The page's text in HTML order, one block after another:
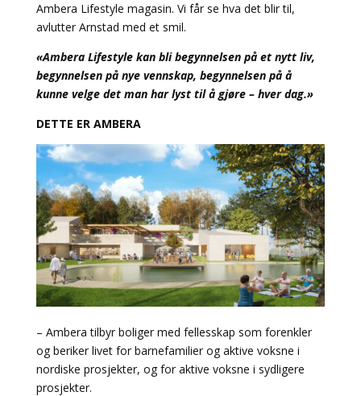
Ambera Lifestyle magasin. Vi får se hva det blir til,
avlutter Arnstad med et smil.
«Ambera Lifestyle kan bli begynnelsen på et nytt liv,
begynnelsen på nye vennskap, begynnelsen på å
kunne velge det man har lyst til å gjøre – hver dag.»
DETTE ER AMBERA
– Ambera tilbyr boliger med fellesskap som forenkler
og beriker livet for barnefamilier og aktive voksne i
nordiske prosjekter, og for aktive voksne i sydligere
prosjekter.